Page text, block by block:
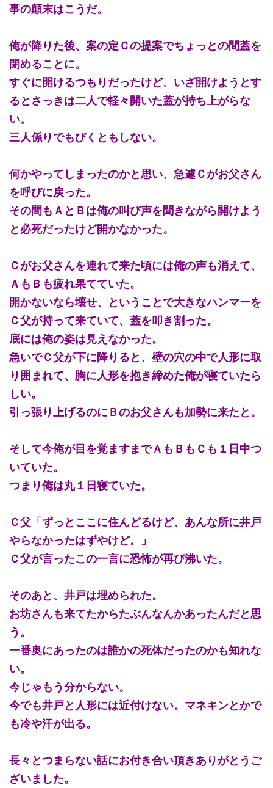
事の顛末はこうだ。
俺が降りた後、案の定Ｃの提案でちょっとの間蓋を
閉めることに。
すぐに開けるつもりだったけど、いざ開けようとす
るとさっきは二人で軽々開いた蓋が持ち上がらな
い。
三人係りでもびくともしない。
何かやってしまったのかと思い、急遽Ｃがお父さん
を呼びに戻った。
その間もＡとＢは俺の叫び声を聞きながら開けよう
と必死だったけど開かなかった。
Ｃがお父さんを連れて来た頃には俺の声も消えて、
ＡもＢも疲れ果てていた。
開かないなら壊せ、ということで大きなハンマーを
Ｃ父が持って来ていて、蓋を叩き割った。
底には俺の姿は見えなかった。
急いでＣ父が下に降りると、壁の穴の中で人形に取
り囲まれて、胸に人形を抱き締めた俺が寝ていたら
しい。
引っ張り上げるのにＢのお父さんも加勢に来たと。
そして今俺が目を覚ますまでＡもＢもＣも１日中つ
いていた。
つまり俺は丸１日寝ていた。
Ｃ父「ずっとここに住んどるけど、あんな所に井戸
やらなかったはずやけど。」
Ｃ父が言ったこの一言に恐怖が再び沸いた。
そのあと、井戸は埋められた。
お坊さんも来てたからたぶんなんかあったんだと思
う。
一番奥にあったのは誰かの死体だったのかも知れな
い。
今じゃもう分からない。
今でも井戸と人形には近付けない。マネキンとかで
も冷や汗が出る。
長々とつまらない話にお付き合い頂きありがとうご
ざいました。